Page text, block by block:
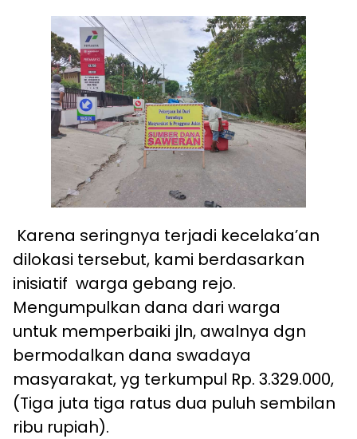
Karena seringnya terjadi kecelaka’an
dilokasi tersebut, kami berdasarkan
inisiatif warga gebang rejo.
Mengumpulkan dana dari warga
untuk memperbaiki jln, awalnya dgn
bermodalkan dana swadaya
masyarakat, yg terkumpul Rp. 3.329.000,
(Tiga juta tiga ratus dua puluh sembilan
ribu rupiah).